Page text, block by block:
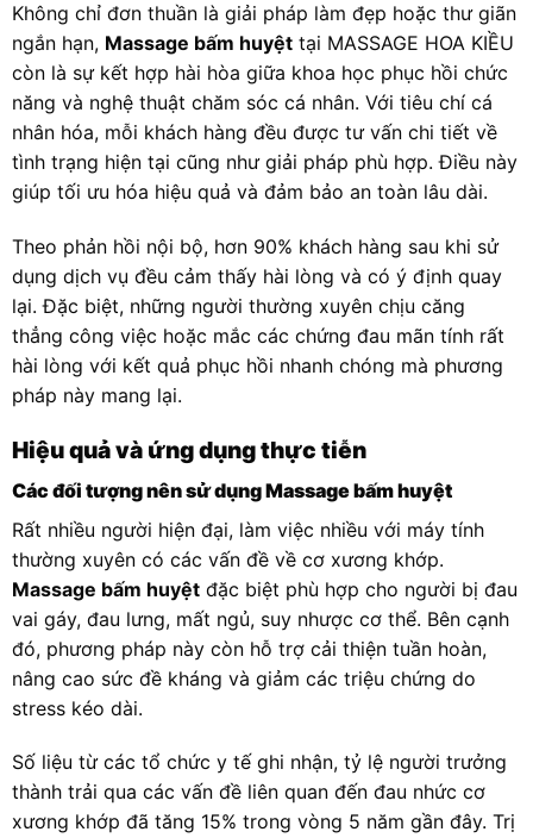
Không chỉ đơn thuần là giải pháp làm đẹp hoặc thư giãn
ngắn hạn, Massage bấm huyệt tại MASSAGE HOA KIỀU
còn là sự kết hợp hài hòa giữa khoa học phục hồi chức
năng và nghệ thuật chăm sóc cá nhân. Với tiêu chí cá
nhân hóa, mỗi khách hàng đều được tư vấn chi tiết về
tình trạng hiện tại cũng như giải pháp phù hợp. Điều này
giúp tối ưu hóa hiệu quả và đảm bảo an toàn lâu dài.
Theo phản hồi nội bộ, hơn 90% khách hàng sau khi sử
dụng dịch vụ đều cảm thấy hài lòng và có ý định quay
lại. Đặc biệt, những người thường xuyên chịu căng
thẳng công việc hoặc mắc các chứng đau mãn tính rất
hài lòng với kết quả phục hồi nhanh chóng mà phương
pháp này mang lại.
Hiệu quả và ứng dụng thực tiễn
Các đối tượng nên sử dụng Massage bấm huyệt
Rất nhiều người hiện đại, làm việc nhiều với máy tính
thường xuyên có các vấn đề về cơ xương khớp.
Massage bấm huyệt đặc biệt phù hợp cho người bị đau
vai gáy, đau lưng, mất ngủ, suy nhược cơ thể. Bên cạnh
đó, phương pháp này còn hỗ trợ cải thiện tuần hoàn,
nâng cao sức đề kháng và giảm các triệu chứng do
stress kéo dài.
Số liệu từ các tổ chức y tế ghi nhận, tỷ lệ người trưởng
thành trải qua các vấn đề liên quan đến đau nhức cơ
xương khớp đã tăng 15% trong vòng 5 năm gần đây. Trị